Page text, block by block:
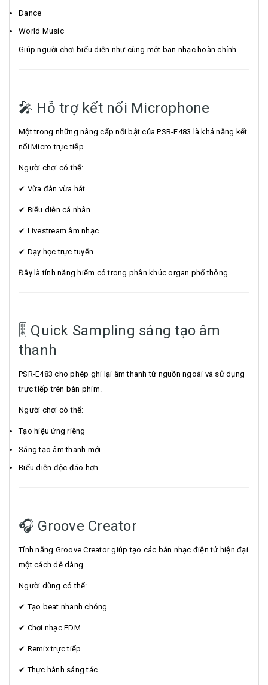
Dance
World Music
Giúp người chơi biểu diễn như cùng một ban nhạc hoàn chỉnh.
🎤 Hỗ trợ kết nối Microphone
Một trong những nâng cấp nổi bật của PSR-E483 là khả năng kết
nối Micro trực tiếp.
Người chơi có thể:
✔ Vừa đàn vừa hát
✔ Biểu diễn cá nhân
✔ Livestream âm nhạc
✔ Dạy học trực tuyến
Đây là tính năng hiếm có trong phân khúc organ phổ thông.
🎚 Quick Sampling sáng tạo âm
thanh
PSR-E483 cho phép ghi lại âm thanh từ nguồn ngoài và sử dụng
trực tiếp trên bàn phím.
Người chơi có thể:
Tạo hiệu ứng riêng
Sáng tạo âm thanh mới
Biểu diễn độc đáo hơn
🎧 Groove Creator
Tính năng Groove Creator giúp tạo các bản nhạc điện tử hiện đại
một cách dễ dàng.
Người dùng có thể:
✔ Tạo beat nhanh chóng
✔ Chơi nhạc EDM
✔ Remix trực tiếp
✔ Thực hành sáng tác